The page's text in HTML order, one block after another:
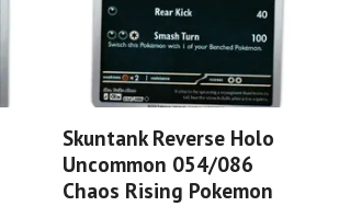
Skuntank Reverse Holo
Uncommon 054/086
Chaos Rising Pokemon